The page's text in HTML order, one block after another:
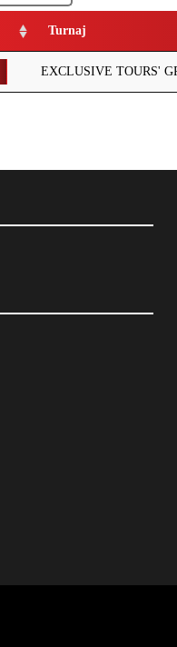
Turnaj
EXCLUSIVE TOURS'